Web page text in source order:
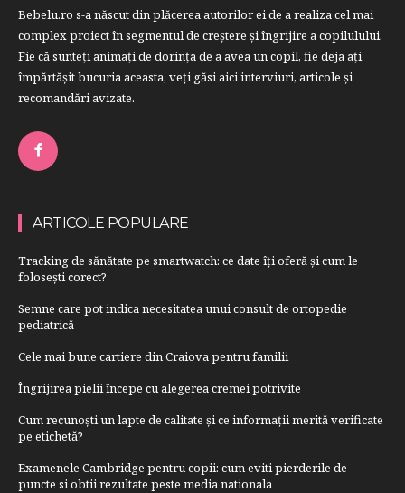
Bebelu.ro s-a născut din plăcerea autorilor ei de a realiza cel mai
complex proiect în segmentul de creştere şi îngrijire a copilulului.
Fie că sunteţi animaţi de dorinţa de a avea un copil, fie deja aţi
împărtăşit bucuria aceasta, veți găsi aici interviuri, articole şi
recomandări avizate.
ARTICOLE POPULARE
Tracking de sănătate pe smartwatch: ce date îți oferă și cum le
folosești corect?
Semne care pot indica necesitatea unui consult de ortopedie
pediatrică
Cele mai bune cartiere din Craiova pentru familii
Îngrijirea pielii începe cu alegerea cremei potrivite
Cum recunoști un lapte de calitate și ce informații merită verificate
pe etichetă?
Examenele Cambridge pentru copii: cum eviti pierderile de
puncte si obtii rezultate peste media nationala